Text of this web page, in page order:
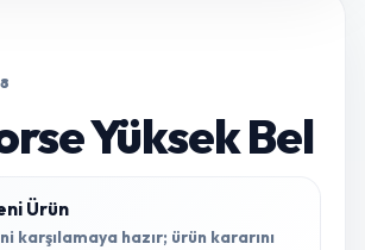
Yüksek Bel
Ürün
karşılamaya hazır; ürün kararını